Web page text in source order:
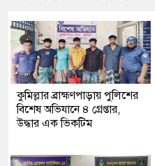
কুমিল্লার ব্রাহ্মণপাড়ায় পুলিশের
বিশেষ অভিযানে ৪ গ্রেপ্তার,
উদ্ধার এক ভিকটিম